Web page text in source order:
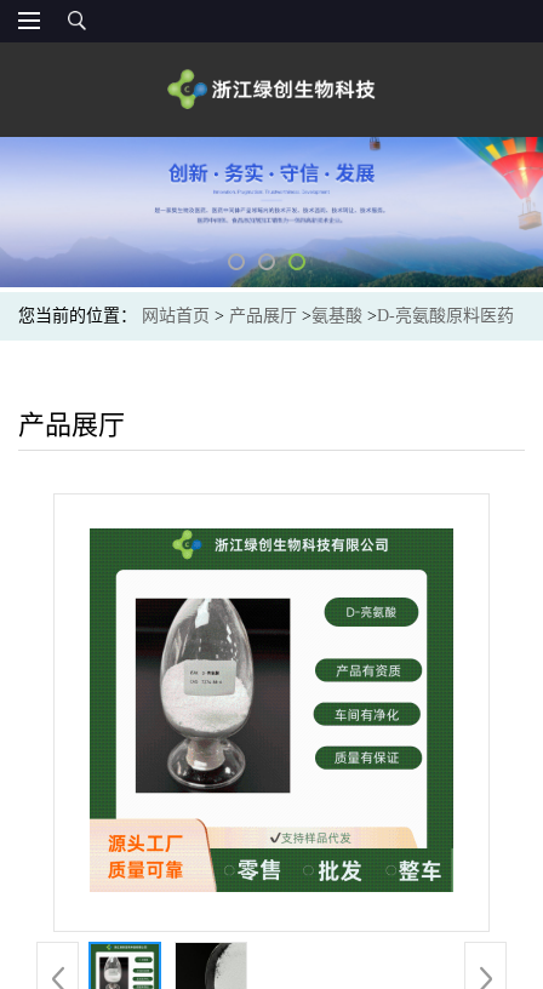
您当前的位置： 网站首页 > 产品展厅 >氨基酸 >D-亮氨酸原料医药
产品展厅